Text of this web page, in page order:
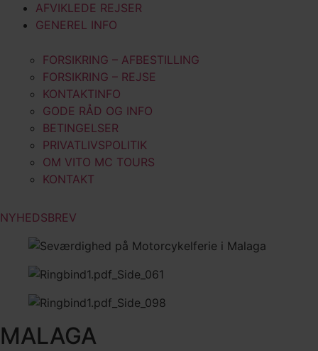
AFVIKLEDE REJSER
GENEREL INFO
FORSIKRING – AFBESTILLING
FORSIKRING – REJSE
KONTAKTINFO
GODE RÅD OG INFO
BETINGELSER
PRIVATLIVSPOLITIK
OM VITO MC TOURS
KONTAKT
NYHEDSBREV
MALAGA